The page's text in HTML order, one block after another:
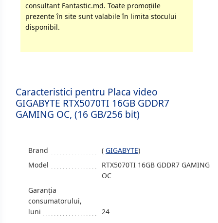
consultant Fantastic.md. Toate promoţiile
prezente în site sunt valabile în limita stocului
disponibil.
Caracteristici pentru Placa video
GIGABYTE RTX5070TI 16GB GDDR7
GAMING OC, (16 GB/256 bit)
Brand ( GIGABYTE)
Model
RTX5070TI 16GB GDDR7 GAMING
OC
Garanția
consumatorului,
luni
24